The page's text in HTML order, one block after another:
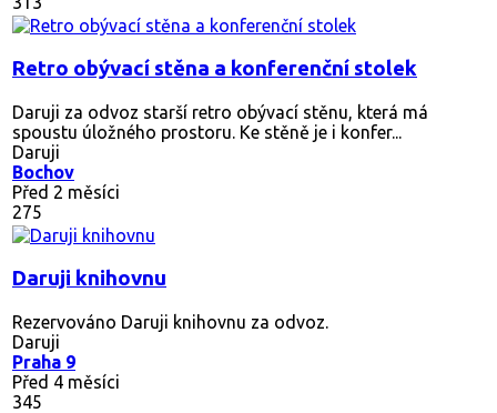
Retro obývací stěna a konferenční stolek
Daruji za odvoz starší retro obývací stěnu, která má
spoustu úložného prostoru. Ke stěně je i konfer...
Daruji
Bochov
Před 2 měsíci
275
Daruji knihovnu
Rezervováno Daruji knihovnu za odvoz.
Daruji
Praha 9
Před 4 měsíci
345